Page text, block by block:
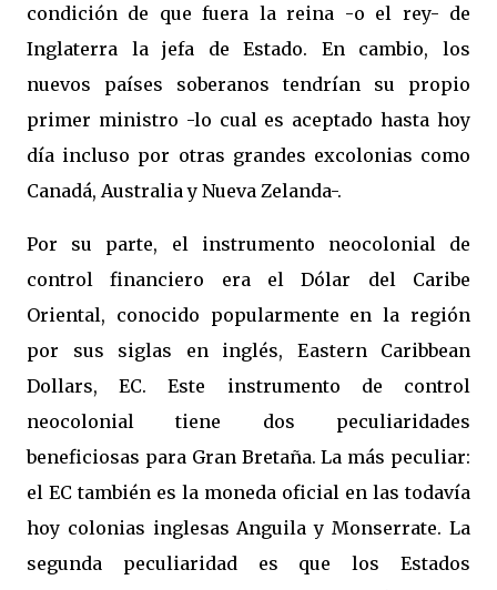
condición de que fuera la reina -o el rey- de
Inglaterra la jefa de Estado. En cambio, los
nuevos países soberanos tendrían su propio
primer ministro -lo cual es aceptado hasta hoy
día incluso por otras grandes excolonias como
Canadá, Australia y Nueva Zelanda-.
Por su parte, el instrumento neocolonial de
control financiero era el Dólar del Caribe
Oriental, conocido popularmente en la región
por sus siglas en inglés, Eastern Caribbean
Dollars, EC. Este instrumento de control
neocolonial tiene dos peculiaridades
beneficiosas para Gran Bretaña. La más peculiar:
el EC también es la moneda oficial en las todavía
hoy colonias inglesas Anguila y Monserrate. La
segunda peculiaridad es que los Estados